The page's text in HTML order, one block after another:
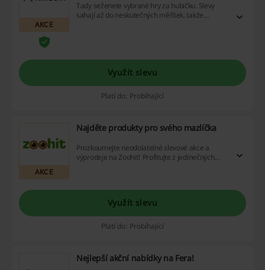
AKCE
Tady seženete vybrané hry za hubičku. Slevy
sahají až do neskutečných měřítek, takže
Využít slevu
Platí do: Probíhající
AKCE
Najděte produkty pro svého mazlíčka
Prozkoumejte neodolatelné slevové akce a
výprodeje na Zoohit! Profitujte z jedinečných
Využít slevu
Platí do: Probíhající
Nejlepší akční nabídky na Fera!